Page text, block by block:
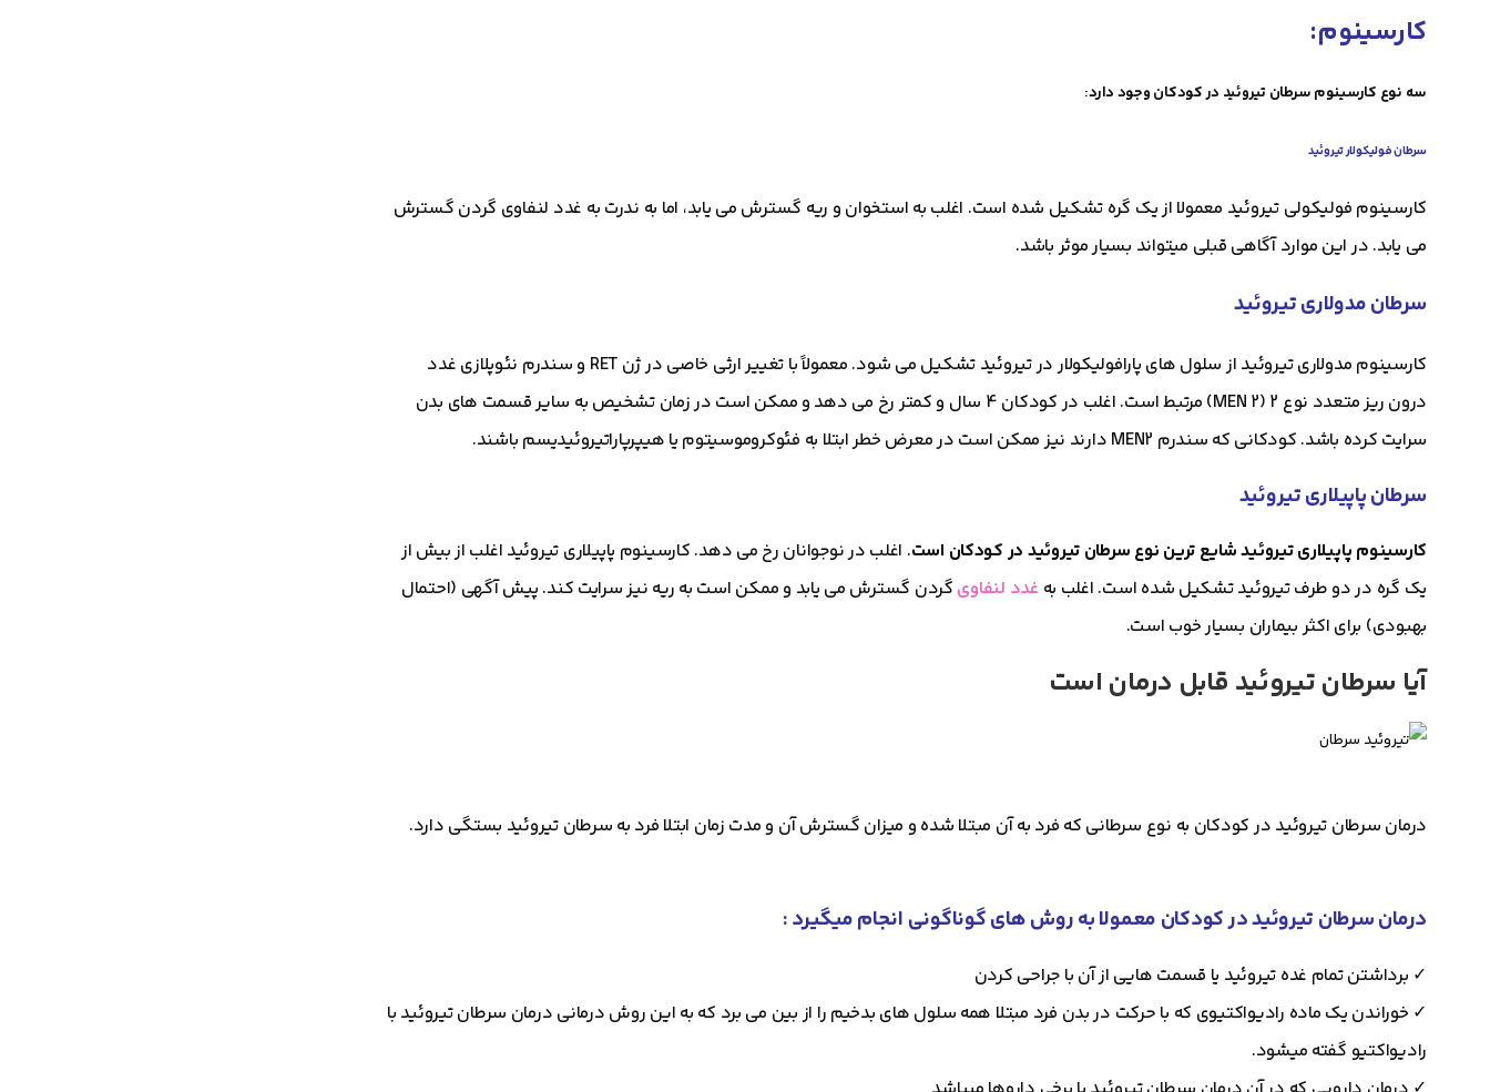
کارسینوم:
سه نوع کارسینوم سرطان تیروئید در کودکان وجود دارد:
سرطان فولیکولار تیروئید
کارسینوم فولیکولی تیروئید معمولا از یک گره تشکیل شده است. اغلب به استخوان و ریه گسترش می یابد، اما به ندرت به غدد لنفاوی گردن گسترش
می یابد. در این موارد آگاهی قبلی میتواند بسیار موثر باشد.
سرطان مدولاری تیروئید
کارسینوم مدولاری تیروئید از سلول های پارافولیکولار در تیروئید تشکیل می شود. معمولاً با تغییر ارثی خاصی در ژن RET و سندرم نئوپلازی غدد
درون ریز متعدد نوع 2 (MEN 2) مرتبط است. اغلب در کودکان 4 سال و کمتر رخ می دهد و ممکن است در زمان تشخیص به سایر قسمت های بدن
سرایت کرده باشد. کودکانی که سندرم MEN2 دارند نیز ممکن است در معرض خطر ابتلا به فئوکروموسیتوم یا هیپرپاراتیروئیدیسم باشند.
سرطان پاپیلاری تیروئید
کارسینوم پاپیلاری تیروئید شایع ترین نوع سرطان تیروئید در کودکان است. اغلب در نوجوانان رخ می دهد. کارسینوم پاپیلاری تیروئید اغلب از بیش از
یک گره در دو طرف تیروئید تشکیل شده است. اغلب به غدد لنفاوی گردن گسترش می یابد و ممکن است به ریه نیز سرایت کند. پیش آگهی (احتمال
بهبودی) برای اکثر بیماران بسیار خوب است.
آیا سرطان تیروئید قابل درمان است
درمان سرطان تیروئید در کودکان به نوع سرطانی که فرد به آن مبتلا شده و میزان گسترش آن و مدت زمان ابتلا فرد به سرطان تیروئید بستگی دارد.
درمان سرطان تیروئید در کودکان معمولا به روش های گوناگونی انجام میگیرد :
✓ برداشتن تمام غده تیروئید یا قسمت هایی از آن با جراحی کردن
✓ خوراندن یک ماده رادیواکتیوی که با حرکت در بدن فرد مبتلا همه سلول های بدخیم را از بین می برد که به این روش درمانی درمان سرطان تیروئید با
رادیواکتیو گفته میشود.